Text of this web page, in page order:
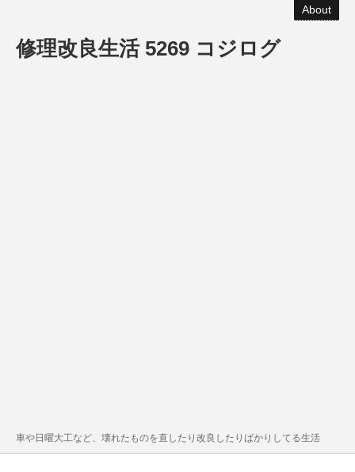
About
修理改良生活 5269 コジログ
車や日曜大工など、壊れたものを直したり改良したりばかりしてる生活